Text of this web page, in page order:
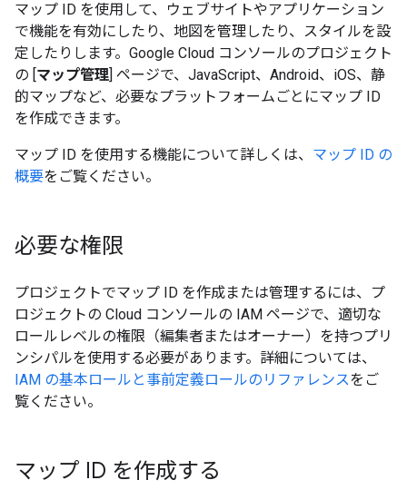
マップ ID を使用して、ウェブサイトやアプリケーション
で機能を有効にしたり、地図を管理したり、スタイルを設
定したりします。Google Cloud コンソールのプロジェクト
の [マップ管理] ページで、JavaScript、Android、iOS、静
的マップなど、必要なプラットフォームごとにマップ ID
を作成できます。
マップ ID を使用する機能について詳しくは、 マップ ID の
概要をご覧ください。
必要な権限
プロジェクトでマップ ID を作成または管理するには、プ
ロジェクトの Cloud コンソールの IAM ページで、適切な
ロールレベルの権限（編集者またはオーナー）を持つプリ
ンシパルを使用する必要があります。詳細については、
IAM の基本ロールと事前定義ロールのリファレンスをご
覧ください。
マップ ID を作成する